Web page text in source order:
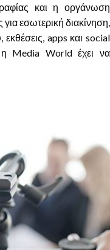
και η οργάνωση
εσωτερική διακίνηση,
apps και social
η Media World έχει να